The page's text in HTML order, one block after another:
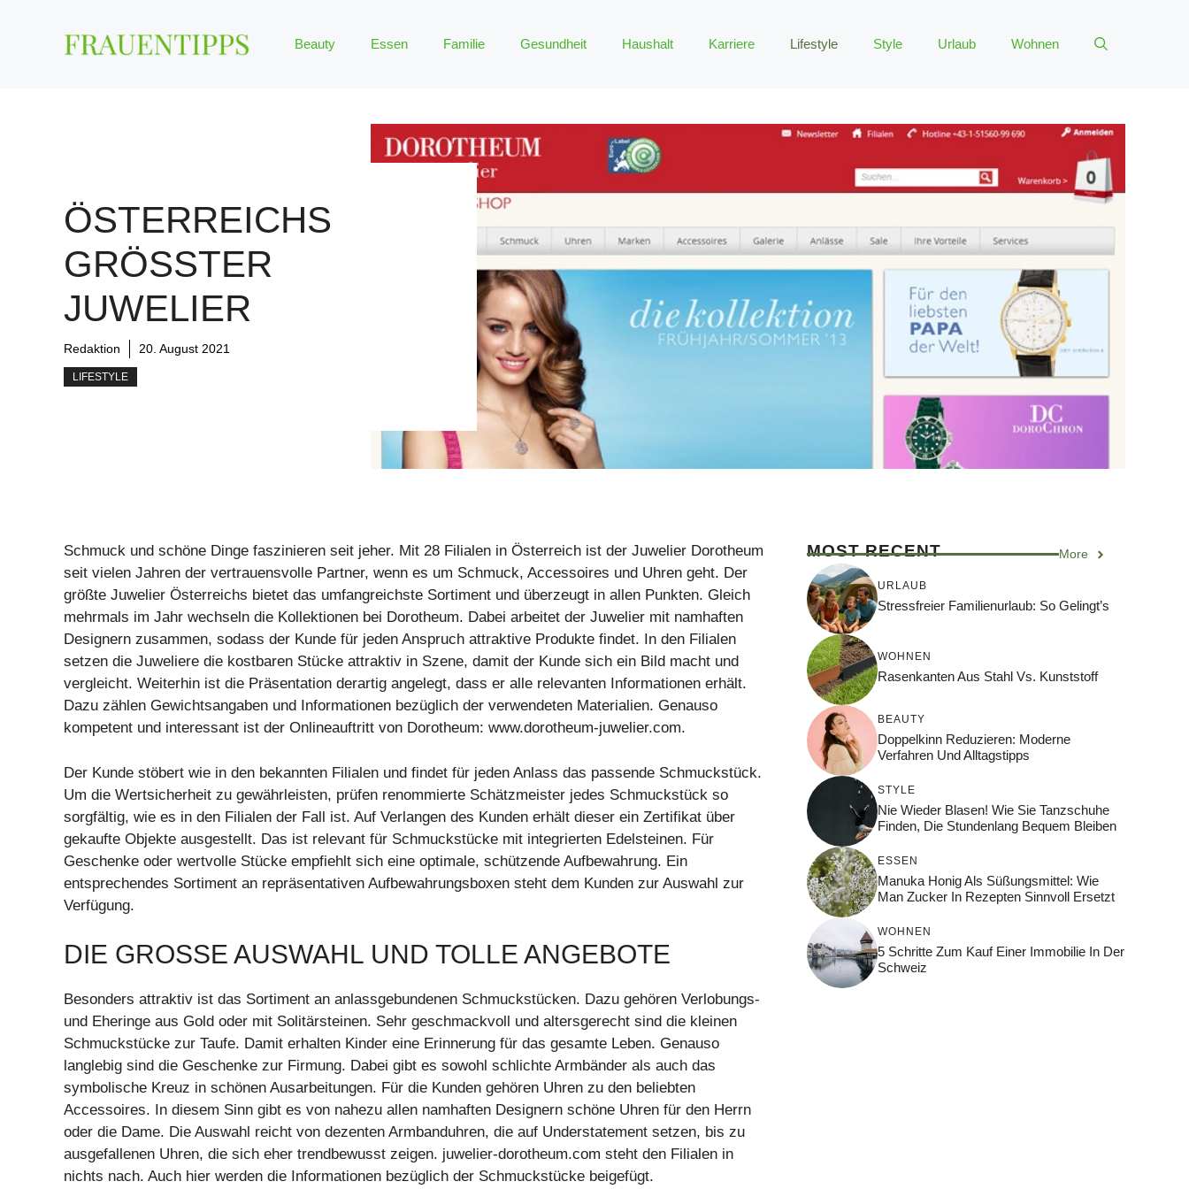
Beauty Essen Familie Gesundheit Haushalt Karriere Lifestyle Style Urlaub Wohnen
ÖSTERREICHS
GRÖSSTER J
UWELIER
Redaktion 20. August 2021
LIFESTYLE
Schmuck und schöne Dinge faszinieren seit jeher. Mit 28 Filialen in Österreich ist der Juwelier Dorotheum
seit vielen Jahren der vertrauensvolle Partner, wenn es um Schmuck, Accessoires und Uhren geht. Der
größte Juwelier Österreichs bietet das umfangreichste Sortiment und überzeugt in allen Punkten. Gleich
mehrmals im Jahr wechseln die Kollektionen bei Dorotheum. Dabei arbeitet der Juwelier mit namhaften
Designern zusammen, sodass der Kunde für jeden Anspruch attraktive Produkte findet. In den Filialen
setzen die Juweliere die kostbaren Stücke attraktiv in Szene, damit der Kunde sich ein Bild macht und
vergleicht. Weiterhin ist die Präsentation derartig angelegt, dass er alle relevanten Informationen erhält.
Dazu zählen Gewichtsangaben und Informationen bezüglich der verwendeten Materialien. Genauso
kompetent und interessant ist der Onlineauftritt von Dorotheum: www.dorotheum-juwelier.com.
Der Kunde stöbert wie in den bekannten Filialen und findet für jeden Anlass das passende Schmuckstück.
Um die Wertsicherheit zu gewährleisten, prüfen renommierte Schätzmeister jedes Schmuckstück so
sorgfältig, wie es in den Filialen der Fall ist. Auf Verlangen des Kunden erhält dieser ein Zertifikat über
gekaufte Objekte ausgestellt. Das ist relevant für Schmuckstücke mit integrierten Edelsteinen. Für
Geschenke oder wertvolle Stücke empfiehlt sich eine optimale, schützende Aufbewahrung. Ein
entsprechendes Sortiment an repräsentativen Aufbewahrungsboxen steht dem Kunden zur Auswahl zur
Verfügung.
DIE GROSSE AUSWAHL UND TOLLE ANGEBOTE
Besonders attraktiv ist das Sortiment an anlassgebundenen Schmuckstücken. Dazu gehören Verlobungs-
und Eheringe aus Gold oder mit Solitärsteinen. Sehr geschmackvoll und altersgerecht sind die kleinen
Schmuckstücke zur Taufe. Damit erhalten Kinder eine Erinnerung für das gesamte Leben. Genauso
langlebig sind die Geschenke zur Firmung. Dabei gibt es sowohl schlichte Armbänder als auch das
symbolische Kreuz in schönen Ausarbeitungen. Für die Kunden gehören Uhren zu den beliebten
Accessoires. In diesem Sinn gibt es von nahezu allen namhaften Designern schöne Uhren für den Herrn
oder die Dame. Die Auswahl reicht von dezenten Armbanduhren, die auf Understatement setzen, bis zu
ausgefallenen Uhren, die sich eher trendbewusst zeigen. juwelier-dorotheum.com steht den Filialen in
nichts nach. Auch hier werden die Informationen bezüglich der Schmuckstücke beigefügt.
MOST RECENT More
URLAUB
Stressfreier Familienurlaub: So Gelingt’s
WOHNEN
Rasenkanten Aus Stahl Vs. Kunststoff
BEAUTY
Doppelkinn Reduzieren: Moderne
Verfahren Und Alltagstipps
STYLE
Nie Wieder Blasen! Wie Sie Tanzschuhe
Finden, Die Stundenlang Bequem Bleiben
ESSEN
Manuka Honig Als Süßungsmittel: Wie
Man Zucker In Rezepten Sinnvoll Ersetzt
WOHNEN
5 Schritte Zum Kauf Einer Immobilie In Der
Schweiz